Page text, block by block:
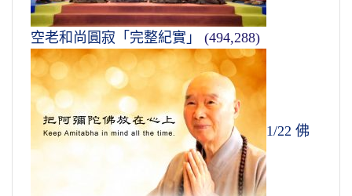
空老和尚圓寂「完整紀實」 (494,288)
1/22 佛